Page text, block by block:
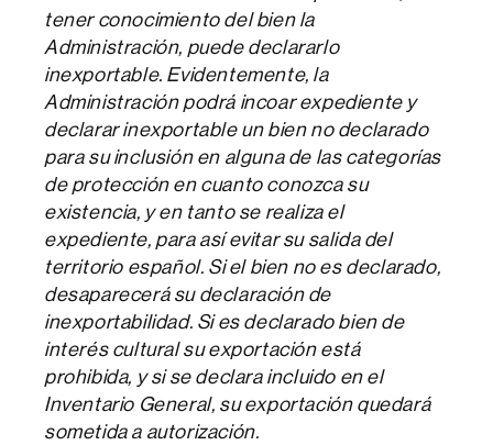
tener conocimiento del bien la
Administración, puede declararlo
inexportable. Evidentemente, la
Administración podrá incoar expediente y
declarar inexportable un bien no declarado
para su inclusión en alguna de las categorías
de protección en cuanto conozca su
existencia, y en tanto se realiza el
expediente, para así evitar su salida del
territorio español. Si el bien no es declarado,
desaparecerá su declaración de
inexportabilidad. Si es declarado bien de
interés cultural su exportación está
prohibida, y si se declara incluido en el
Inventario General, su exportación quedará
sometida a autorización.